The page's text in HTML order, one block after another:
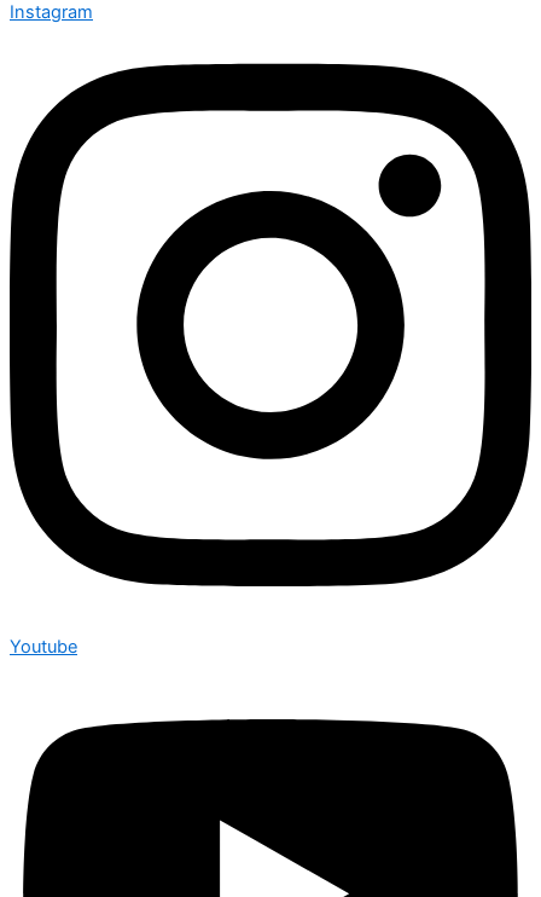
Instagram
Youtube